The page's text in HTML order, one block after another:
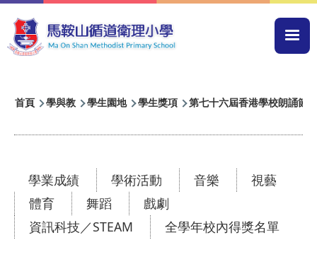
移至主內容
導
連
首頁 學與教 學生園地 學生獎項 第七十六屆香港學校朗誦節
學業成績 學術活動 音樂
視藝
體育
舞蹈
戲劇
資訊科技／STEAM
全學年校內得獎名單